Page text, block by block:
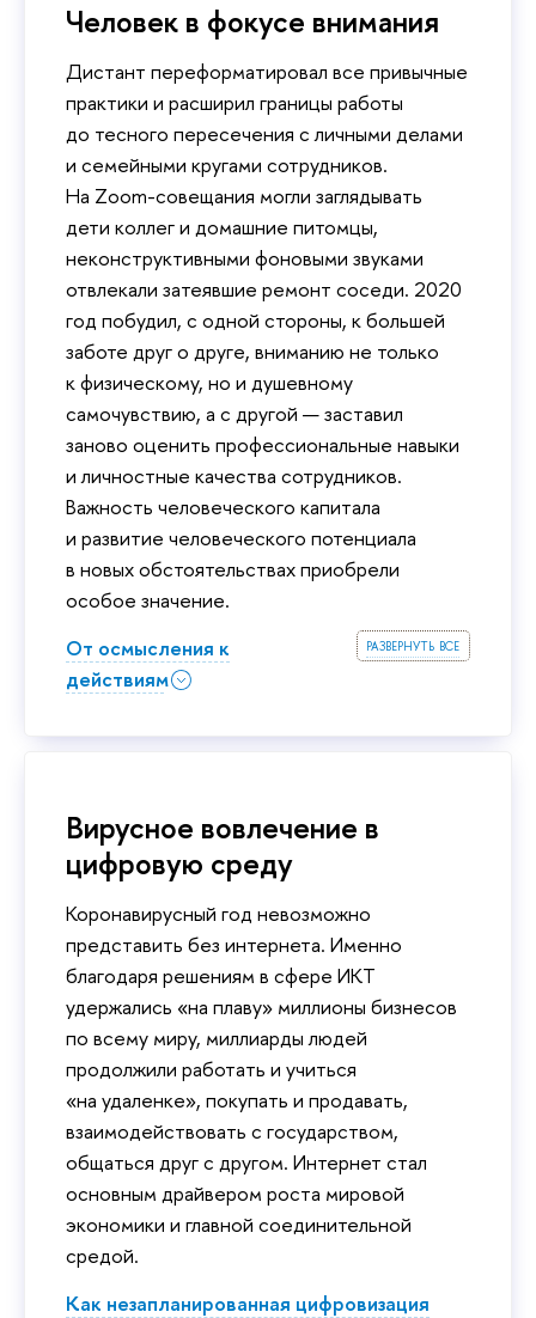
Человек в фокусе внимания
Дистант переформатировал все привычные
практики и расширил границы работы
до тесного пересечения с личными делами
и семейными кругами сотрудников.
На Zoom-совещания могли заглядывать
дети коллег и домашние питомцы,
неконструктивными фоновыми звуками
отвлекали затеявшие ремонт соседи. 2020
год побудил, с одной стороны, к большей
заботе друг о друге, вниманию не только
к физическому, но и душевному
самочувствию, а с другой — заставил
заново оценить профессиональные навыки
и личностные качества сотрудников.
Важность человеческого капитала
и развитие человеческого потенциала
в новых обстоятельствах приобрели
особое значение.
развернуть все
От осмысления к
действиям
Вирусное вовлечение в
цифровую среду
Коронавирусный год невозможно
представить без интернета. Именно
благодаря решениям в сфере ИКТ
удержались «на плаву» миллионы бизнесов
по всему миру, миллиарды людей
продолжили работать и учиться
«на удаленке», покупать и продавать,
взаимодействовать с государством,
общаться друг с другом. Интернет стал
основным драйвером роста мировой
экономики и главной соединительной
средой.
Как незапланированная цифровизация